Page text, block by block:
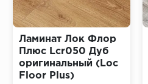
Ламинат Лок Флор
Плюс Lcr050 Дуб
оригинальный (Loc
Floor Plus)